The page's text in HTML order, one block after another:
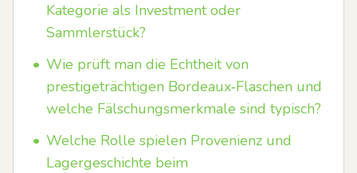
Kategorie als Investment oder
Sammlerstück?
• Wie prüft man die Echtheit von
prestigeträchtigen Bordeaux‑Flaschen und
welche Fälschungsmerkmale sind typisch?
• Welche Rolle spielen Provenienz und
Lagergeschichte beim